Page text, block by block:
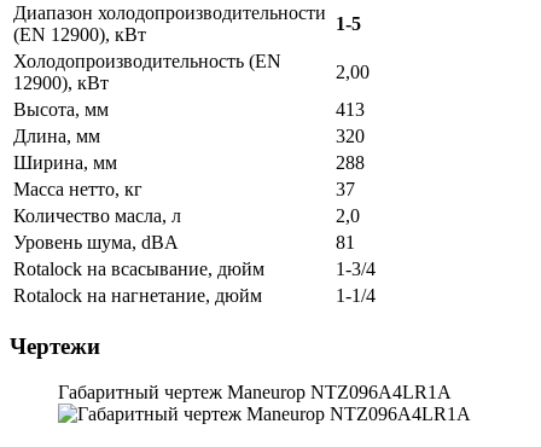
Диапазон холодопроизводительности
(EN 12900), кВт
1-5
Холодопроизводительность (EN
12900), кВт
2,00
Высота, мм
413
Длина, мм
320
Ширина, мм
288
Масса нетто, кг
37
Количество масла, л
2,0
Уровень шума, dBA
81
Rotalock на всасывание, дюйм
1-3/4
Rotalock на нагнетание, дюйм
1-1/4
Чертежи
Габаритный чертеж Maneurop NTZ096A4LR1A